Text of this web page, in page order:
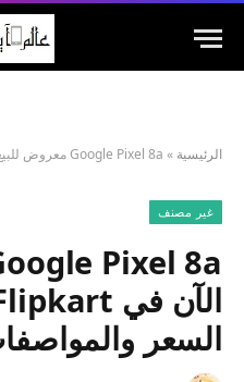
الرئيسية » Google Pixel 8a معروض للبيع الآن في Flipkart – تحقق من السعر والمواصفات والعروض
غير مصنف
السعر